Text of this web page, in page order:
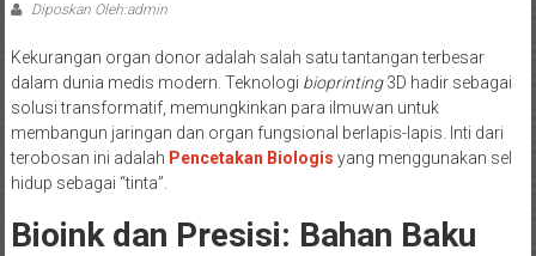
Diposkan Oleh:admin
Kekurangan organ donor adalah salah satu tantangan terbesar
dalam dunia medis modern. Teknologi bioprinting3D hadir sebagai
solusi transformatif, memungkinkan para ilmuwan untuk
membangun jaringan dan organ fungsional berlapis-lapis. Inti dari
terobosan ini adalah Pencetakan Biologis yang menggunakan sel
hidup sebagai “tinta”.
Bioink dan Presisi: Bahan Baku